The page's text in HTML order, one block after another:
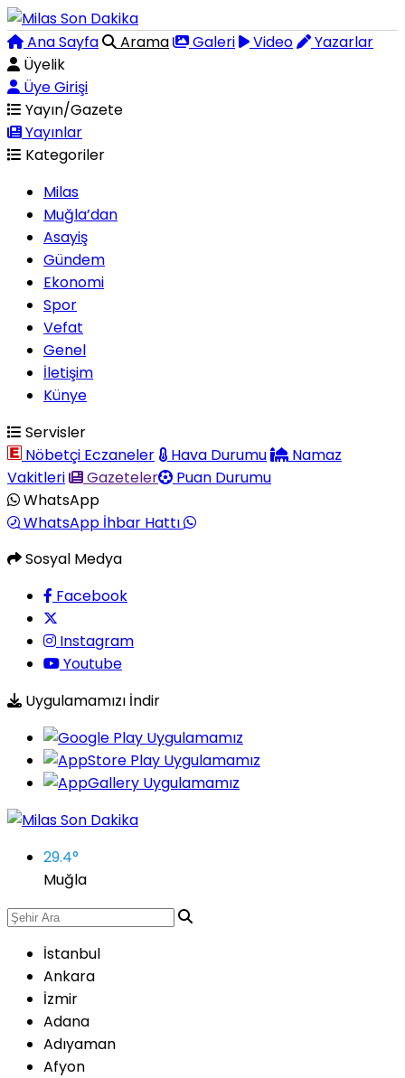
Ana Sayfa Arama Galeri Video
Yazarlar
Üyelik
Üye Girişi
Yayın/Gazete
Yayınlar
Kategoriler
Milas
Muğla’dan
Asayiş
Gündem
Ekonomi
Spor
Vefat
Genel
İletişim
Künye
Servisler
Nöbetçi Eczaneler
Hava Durumu
Namaz
Vakitleri
Gazeteler
Puan Durumu
WhatsApp
WhatsApp İhbar Hattı
Sosyal Medya
Facebook
Instagram
Youtube
Uygulamamızı İndir
29.4°
Muğla
İstanbul
Ankara
İzmir
Adana
Adıyaman
Afyon